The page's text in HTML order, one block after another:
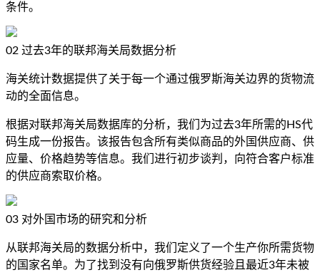
条件。
02 过去3年的联邦海关局数据分析
海关统计数据提供了关于每一个通过俄罗斯海关边界的货物流
动的全面信息。
根据对联邦海关局数据库的分析，我们为过去3年所需的HS代
码生成一份报告。该报告包含所有类似商品的外国供应商、供
应量、价格趋势等信息。我们进行初步谈判，向符合客户标准
的供应商索取价格。
03 对外国市场的研究和分析
从联邦海关局的数据分析中，我们定义了一个生产你所需货物
的国家名单。为了找到没有向俄罗斯供货经验且最近3年未被